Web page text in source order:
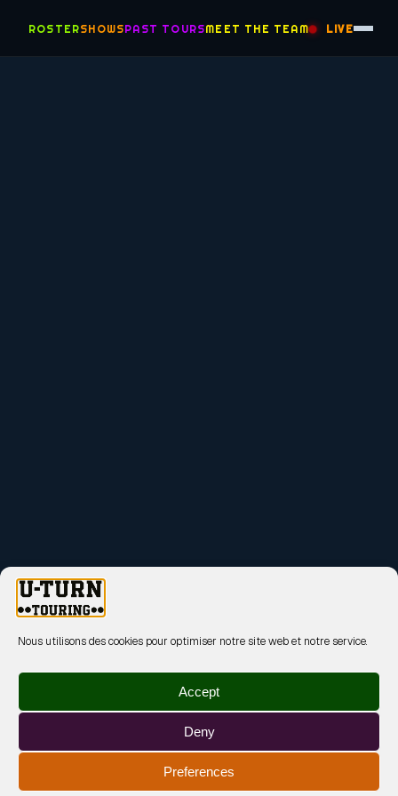
Nous utilisons des cookies pour optimiser notre site web et notre service.
Accept
Deny
Preferences
ROSTERSHOWSPAST TOURSMEET THE TEAM LIVE